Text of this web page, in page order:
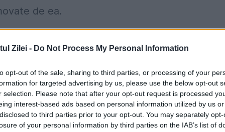
Zilei - Do Not Process My Personal Information
opt-out of the sale, sharing to third parties, or processing of your
for targeted advertising by us, please use the below opt-out
selection. Please note that after your opt-out request is processed
interest-based ads based on personal information utilized by us
to third parties prior to your opt-out. You may separately
of your personal information by third parties on the IAB’s list of
de ea.
Mihaelei Miroiu
nu s-a arătat nici pe departe la fel de
supravegherea ei la SNSPA, despre care
să-mi închidă gura pârându-mă la